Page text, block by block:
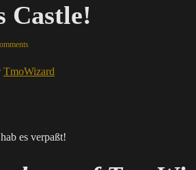
Castle!
TmoWizard
es verpaßt!